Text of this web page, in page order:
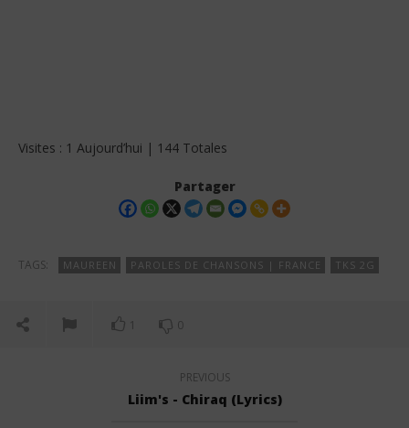
Visites : 1 Aujourd’hui | 144 Totales
Partager
TAGS: MAUREEN PAROLES DE CHANSONS | FRANCE TKS 2G
1 0
PREVIOUS
Liim's - Chiraq (Lyrics)